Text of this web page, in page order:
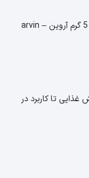
تا کاربرد در